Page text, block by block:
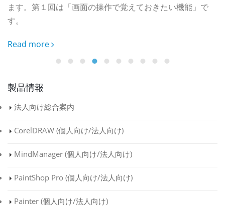
ます。第１回は「画面の操作で覚えておきたい機能」で
す。
Read more
製品情報
法人向け総合案内
CorelDRAW (個人向け/法人向け)
MindManager (個人向け/法人向け)
PaintShop Pro (個人向け/法人向け)
Painter (個人向け/法人向け)